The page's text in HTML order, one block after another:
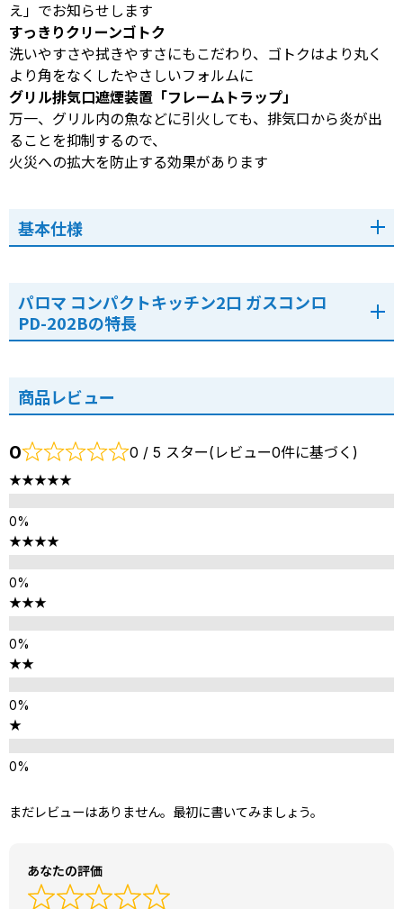
え」でお知らせします
すっきりクリーンゴトク
洗いやすさや拭きやすさにもこだわり、ゴトクはより丸く
より角をなくしたやさしいフォルムに
グリル排気口遮煙装置「フレームトラップ」
万一、グリル内の魚などに引火しても、排気口から炎が出
ることを抑制するので、
火災への拡大を防止する効果があります
基本仕様
パロマ コンパクトキッチン2口 ガスコンロ
PD-202Bの特長
商品レビュー
0 0 / 5 スター(レビュー0件に基づく)
★★★★★
★★★★
★★★
★★
★
まだレビューはありません。最初に書いてみましょう。
あなたの評価